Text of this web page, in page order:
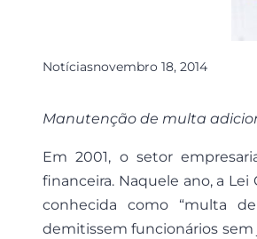
Notíciasnovembro 18, 2014
Manutenção de multa
Em 2001, o setor
financeira. Naquele ano, a
conhecida como “multa
demitissem funcionários sem